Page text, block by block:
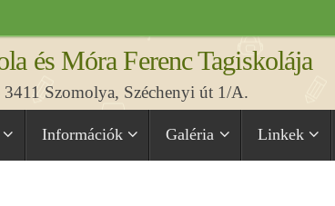
és Móra Ferenc Tagiskolája
Szomolya, Széchenyi út 1/A.
Információk Galéria Linkek